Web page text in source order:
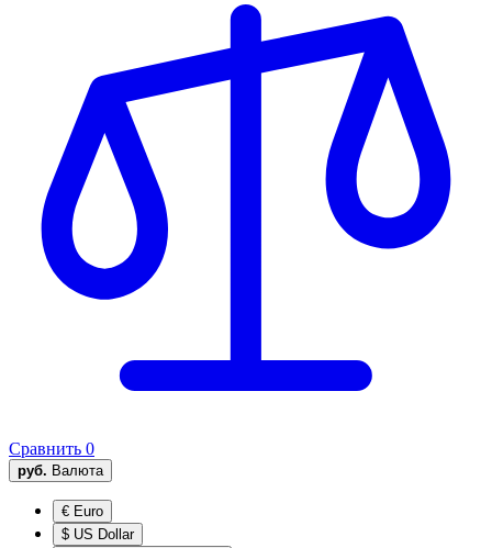
Сравнить 0
руб. Валюта
€ Euro
$ US Dollar